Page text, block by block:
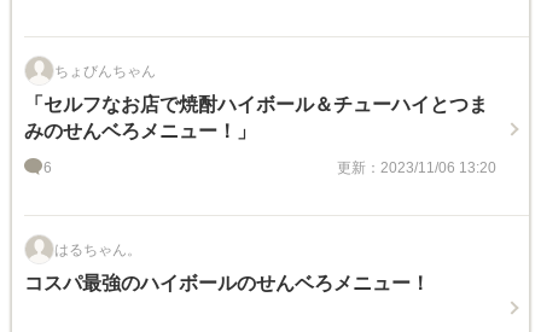
ちょびんちゃん
「セルフなお店で焼酎ハイボール＆チューハイとつま
みのせんベろメニュー！」
6 更新：2023/11/06 13:20
はるちゃん。
コスパ最強のハイボールのせんベろメニュー！